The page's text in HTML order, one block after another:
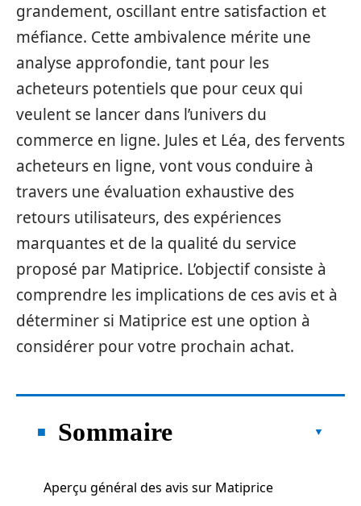
grandement, oscillant entre satisfaction et
méfiance. Cette ambivalence mérite une
analyse approfondie, tant pour les
acheteurs potentiels que pour ceux qui
veulent se lancer dans l’univers du
commerce en ligne. Jules et Léa, des fervents
acheteurs en ligne, vont vous conduire à
travers une évaluation exhaustive des
retours utilisateurs, des expériences
marquantes et de la qualité du service
proposé par Matiprice. L’objectif consiste à
comprendre les implications de ces avis et à
déterminer si Matiprice est une option à
considérer pour votre prochain achat.
Sommaire
Aperçu général des avis sur Matiprice